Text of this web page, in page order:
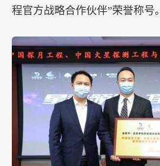
程官方战略合作伙伴”荣誉称号。